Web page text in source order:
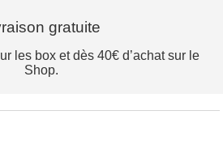
gratuite
les box et dès 40€ d’achat sur le
Shop.